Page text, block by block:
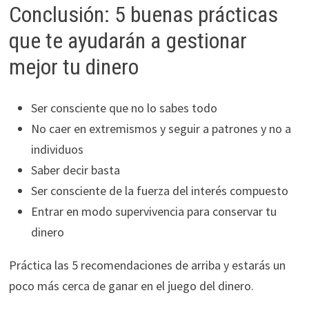
Conclusión: 5 buenas prácticas
que te ayudarán a gestionar
mejor tu dinero
Ser consciente que no lo sabes todo
No caer en extremismos y seguir a patrones y no a
individuos
Saber decir basta
Ser consciente de la fuerza del interés compuesto
Entrar en modo supervivencia para conservar tu
dinero
Práctica las 5 recomendaciones de arriba y estarás un
poco más cerca de ganar en el juego del dinero.